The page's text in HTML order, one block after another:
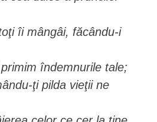
îi mângâi, făcându-i
îndemnurile tale;
ţi pilda vieţii ne